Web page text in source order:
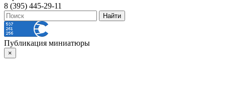
8 (395) 445-29-11
Публикация миниатюры
×